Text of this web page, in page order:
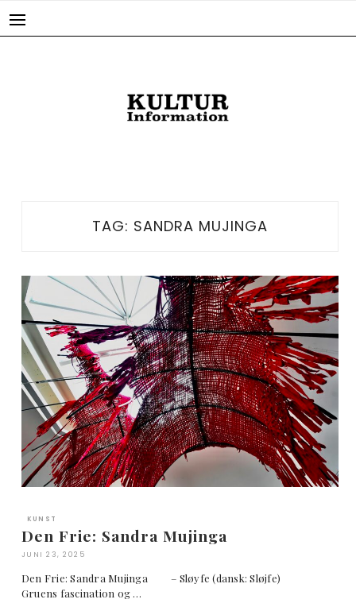
TAG: SANDRA MUJINGA
KUNST
Den Frie: Sandra Mujinga
JUNI 23, 2025
Den Frie: Sandra Mujinga – Sløyfe (dansk: Sløjfe)
Gruens fascination og …